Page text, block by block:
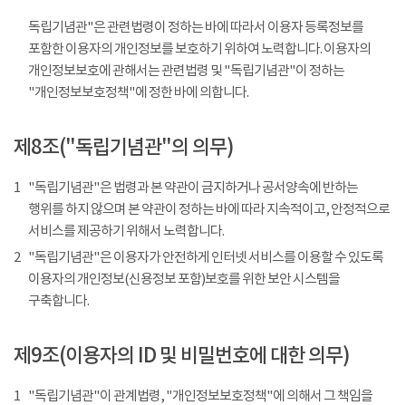
독립기념관"은 관련법령이 정하는 바에 따라서 이용자 등록정보를
포함한 이용자의 개인정보를 보호하기 위하여 노력합니다. 이용자의
개인정보보호에 관해서는 관련법령 및 "독립기념관"이 정하는
"개인정보보호정책"에 정한 바에 의합니다.
제8조("독립기념관"의 의무)
1 "독립기념관"은 법령과 본 약관이 금지하거나 공서양속에 반하는
행위를 하지 않으며 본 약관이 정하는 바에 따라 지속적이고, 안정적으로
서비스를 제공하기 위해서 노력합니다.
2 "독립기념관"은 이용자가 안전하게 인터넷 서비스를 이용할 수 있도록
이용자의 개인정보(신용정보 포함)보호를 위한 보안 시스템을
구축합니다.
제9조(이용자의 ID 및 비밀번호에 대한 의무)
1 "독립기념관"이 관계법령, "개인정보보호정책"에 의해서 그 책임을